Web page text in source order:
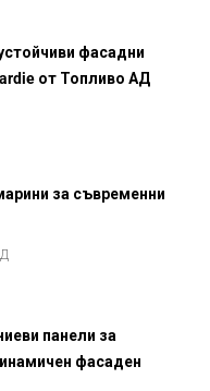
фасадни
от Топливо АД
за съвременни
панели за
фасаден